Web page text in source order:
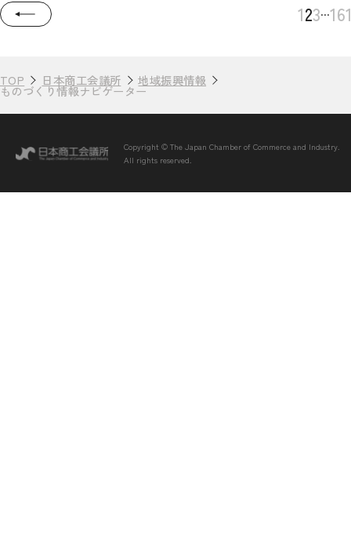
123...16
TOP 日本商工会議所 地域振興情報
ものづくり情報ナビゲーター
Copyright © The Japan Chamber of Commerce and Industry.
All rights reserved.